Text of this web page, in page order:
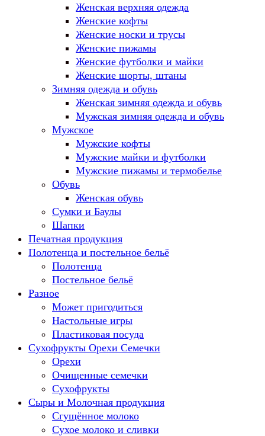
Женская верхняя одежда
Женские кофты
Женские носки и трусы
Женские пижамы
Женские футболки и майки
Женские шорты, штаны
Зимняя одежда и обувь
Женская зимняя одежда и обувь
Мужская зимняя одежда и обувь
Мужское
Мужские кофты
Мужские майки и футболки
Мужские пижамы и термобелье
Обувь
Женская обувь
Сумки и Баулы
Шапки
Печатная продукция
Полотенца и постельное бельё
Полотенца
Постельное бельё
Разное
Может пригодиться
Настольные игры
Пластиковая посуда
Сухофрукты Орехи Семечки
Орехи
Очищенные семечки
Сухофрукты
Сыры и Молочная продукция
Сгущённое молоко
Сухое молоко и сливки